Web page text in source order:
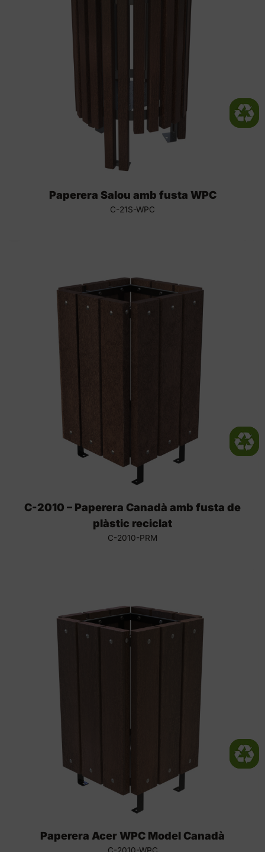
Paperera Salou amb fusta WPC
C-21S-WPC
C-2010 – Paperera Canadà amb fusta de
plàstic reciclat
C-2010-PRM
Paperera Acer WPC Model Canadà